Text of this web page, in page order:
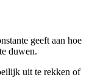
geeft aan hoe
duwen.
uit te rekken of